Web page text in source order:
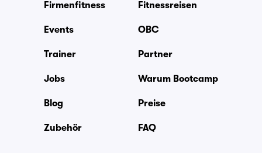
Firmenfitness Fitnessreisen
Events OBC
Trainer Partner
Jobs Warum Bootcamp
Blog Preise
Zubehör FAQ